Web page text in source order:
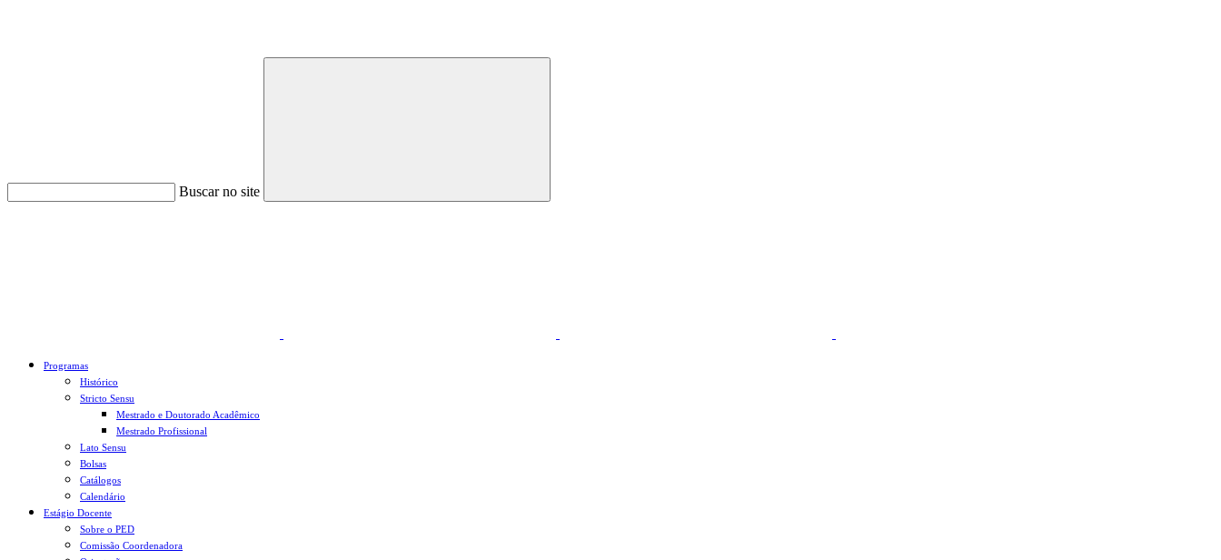
Buscar no site
Buscar
Programas
Histórico
Stricto Sensu
Mestrado e Doutorado Acadêmico
Mestrado Profissional
Lato Sensu
Bolsas
Catálogos
Calendário
Estágio Docente
Sobre o PED
Comissão Coordenadora